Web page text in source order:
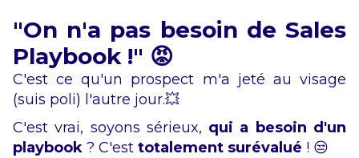
"On n'a pas besoin de Sales
Playbook !" 😡
C'est ce qu'un prospect m'a jeté au visage
(suis poli) l'autre jour.💥
C'est vrai, soyons sérieux, qui a besoin d'un
playbook ? C'est totalement surévalué ! 😒